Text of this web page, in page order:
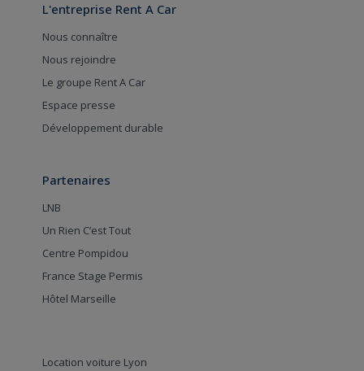
L'entreprise Rent A Car
Nous connaître
Nous rejoindre
Le groupe Rent A Car
Espace presse
Développement durable
Partenaires
LNB
Un Rien C’est Tout
Centre Pompidou
France Stage Permis
Hôtel Marseille
Location voiture Lyon